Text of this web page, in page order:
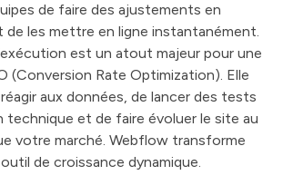
de faire des ajustements en
de les mettre en ligne instantanément.
est un atout majeur pour une
(Conversion Rate Optimization). Elle
aux données, de lancer des tests
technique et de faire évoluer le site au
votre marché. Webflow transforme
de croissance dynamique.